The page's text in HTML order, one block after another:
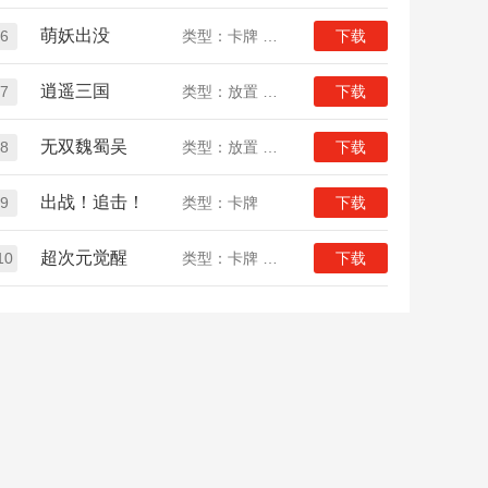
6 萌妖出没 下载
7 逍遥三国 下载
8 无双魏蜀吴 下载
9 出战！追击！ 类型：卡牌 下载
超次元觉醒 下载